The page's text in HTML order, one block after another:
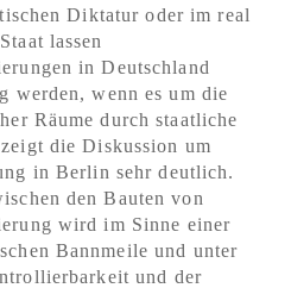
Diktatur oder im real
lassen
in Deutschland
werden, wenn es um die
Räume durch staatliche
die Diskussion um
in Berlin sehr deutlich.
den Bauten von
wird im Sinne einer
Bannmeile und unter
und der